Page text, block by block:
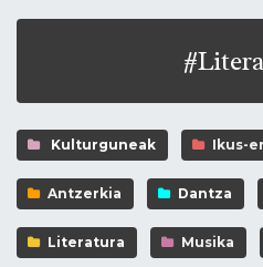
Kulturguneak Ikus-
Antzerkia Dantza
Literatura Musika